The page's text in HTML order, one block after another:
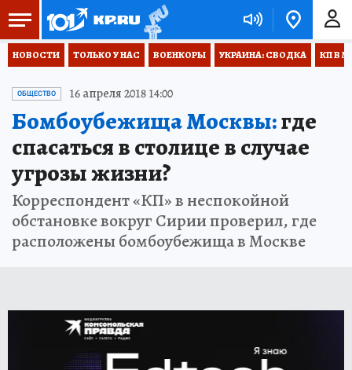
НОВОСТИ ТОЛЬКО У НАС ВОЕНКОРЫ УКРАИНА: СВОДКА КП В
ОБЩЕСТВО 16 апреля 2018 14:00
Бомбоубежища Москвы:где
спасаться в столице в случае
угрозы жизни?
Корреспондент «КП» в неспокойной
обстановке вокруг Сирии проверил, где
расположены бомбоубежища в Москве